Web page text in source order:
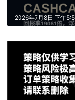
2026年7月8日 下午